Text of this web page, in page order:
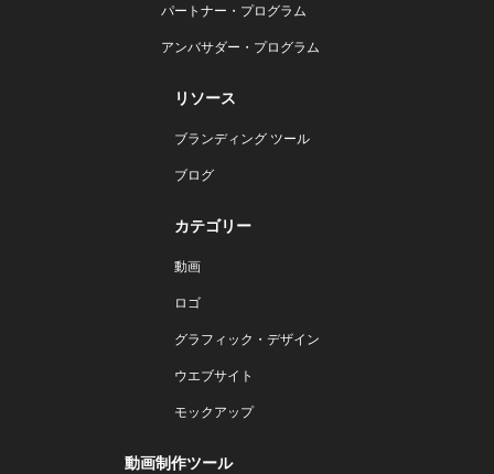
パートナー・プログラム
アンバサダー・プログラム
リソース
ブランディング ツール
ブログ
カテゴリー
動画
ロゴ
グラフィック・デザイン
ウエブサイト
モックアップ
動画制作ツール